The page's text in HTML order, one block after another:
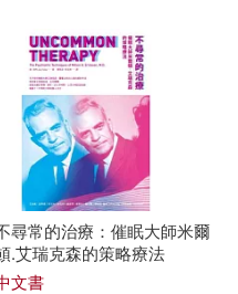
尋常的治療：催眠大師米爾
.艾瑞克森的策略療法
文書